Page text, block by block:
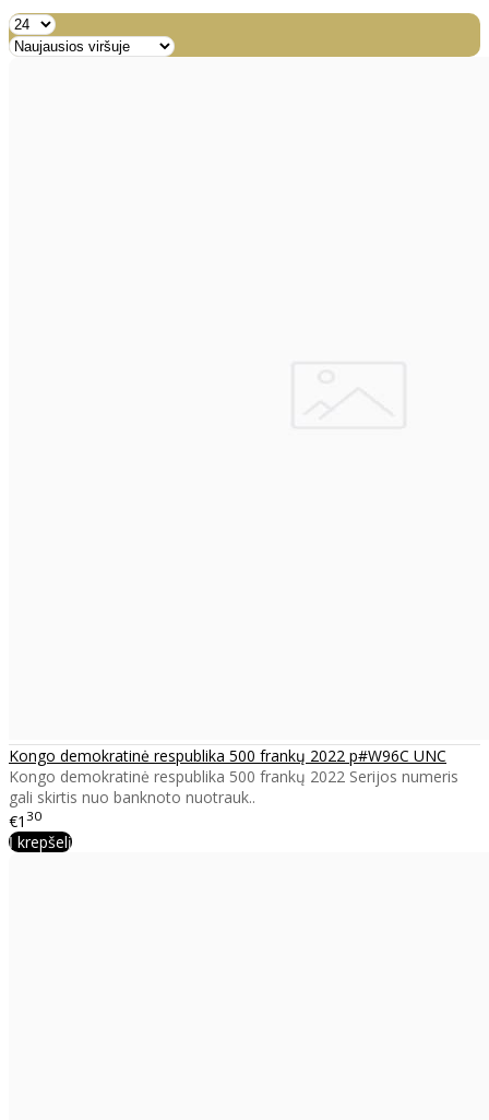
Kongo demokratinė respublika 500 frankų 2022 p#W96C UNC
Kongo demokratinė respublika 500 frankų 2022 Serijos numeris
gali skirtis nuo banknoto nuotrauk..
€1 30
Į krepšelį